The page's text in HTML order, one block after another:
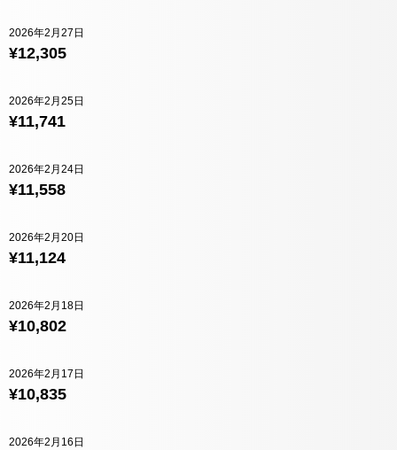
¥12,305
2026年2月27日
¥11,741
2026年2月25日
¥11,558
2026年2月24日
¥11,124
2026年2月20日
¥10,802
2026年2月18日
¥10,835
2026年2月17日
2026年2月16日